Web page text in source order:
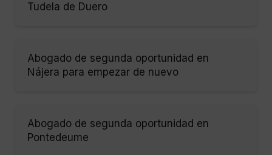
Tudela de Duero
Abogado de segunda oportunidad en
Nájera para empezar de nuevo
Abogado de segunda oportunidad en
Pontedeume